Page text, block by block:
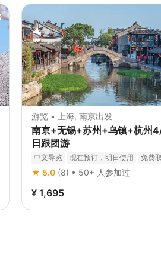
游览 • 上海, 南京出发
南京+无锡+苏州+乌镇+杭州
日跟团游
中文导览 现在预订，明日使用
免费
立即确认
★ 5.0 (8) • 50+ 人参加过
¥ 1,695